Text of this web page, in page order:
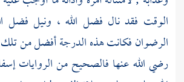
الوقت فقد نال فضل الله ، ونيل فضل
الرضوان فكانت هذه الدرجة أفضل من
رضي الله عنها فالصحيح من الروايات